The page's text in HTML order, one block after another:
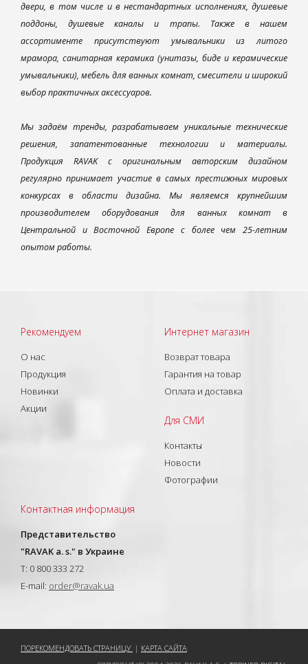
двери, в том числе и в нестандартных исполнениях, душевые
поддоны, душевые каналы и трапы. Также в нашем
ассортименте присутствуют умывальники из литого
мрамора, санитарная керамика (унитазы, биде и керамические
умывальники), мебель для ванных комнат, смесители и широкий
выбор практичных аксессуаров.
Мы задаём тренды, разрабатываем уникальные технические
решения, запатентованные технологии и материалы.
Продукция RAVAK с оригинальным авторским дизайном
регулярно принимает участие в самых престижных мировых
конкурсах в области дизайна. Мы являемся крупнейшим
производителем оборудования для ванных комнат в
Центральной и Восточной Европе с более чем 25-летним
опытом работы.
Рекомендуем
О нас
Продукция
Новинки
Акции
Интернет магазин
Возврат товара
Гарантия на товар
Оплата и доставка
Для СМИ
Контакты
Новости
Фотографии
Контактная информация
Представительство
"RAVAK a. s." в Украине
T: 0 800 333 272
E-mail: order@ravak.ua
ПОРЕКОМЕНДОВАТЬ СТРАНИЦУ | КАРТА САЙТА